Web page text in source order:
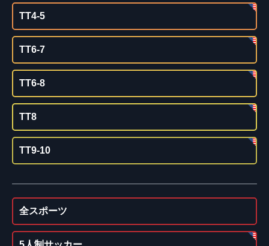
TT4-5
TT6-7
TT6-8
TT8
TT9-10
全スポーツ